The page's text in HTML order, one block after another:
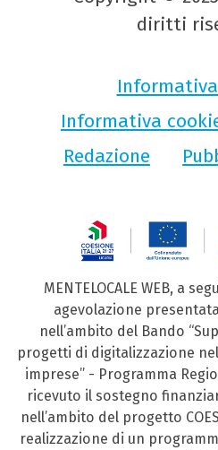
diritti
Informativa
Redazione
MENTELOCALE WEB, a
agevolazione
nell’ambito del Bando
progetti di digitalizzazione
imprese” - Programma
ricevuto il sostegno
nell’ambito del progetto
realizzazione di un